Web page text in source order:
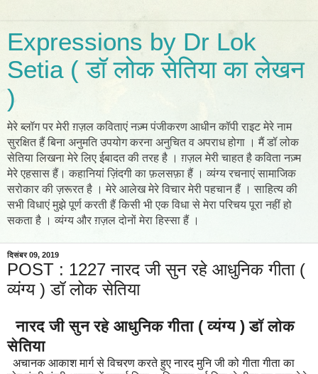
Expressions by Dr Lok
Setia ( डॉ लोक सेतिया का लेखन
)
मेरे ब्लॉग पर मेरी ग़ज़ल कविताएं नज़्म पंजीकरण आधीन कॉपी राइट मेरे नाम
सुरक्षित हैं बिना अनुमति उपयोग करना अनुचित व अपराध होगा । मैं डॉ लोक
सेतिया लिखना मेरे लिए ईबादत की तरह है । ग़ज़ल मेरी चाहत है कविता नज़्म
मेरे एहसास हैं। कहानियां ज़िंदगी का फ़लसफ़ा हैं । व्यंग्य रचनाएं सामाजिक
सरोकार की ज़रूरत है । मेरे आलेख मेरे विचार मेरी पहचान हैं । साहित्य की
सभी विधाएं मुझे पूर्ण करती हैं किसी भी एक विधा से मेरा परिचय पूरा नहीं हो
सकता है । व्यंग्य और ग़ज़ल दोनों मेरा हिस्सा हैं ।
दिसंबर 09, 2019
POST : 1227 नारद जी सुन रहे आधुनिक गीता (
व्यंग्य ) डॉ लोक सेतिया
नारद जी सुन रहे आधुनिक गीता ( व्यंग्य ) डॉ लोक
सेतिया
अचानक आकाश मार्ग से विचरण करते हुए नारद मुनि जी को गीता गीता का